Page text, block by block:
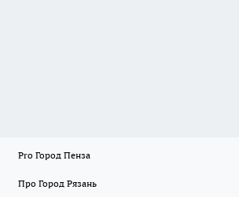
Pro Город Пенза
Про Город Рязань